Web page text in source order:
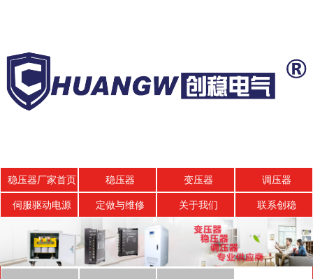
稳压器厂家首页 稳压器 变压器 调压器
伺服驱动电源 定做与维修 关于我们 联系创稳